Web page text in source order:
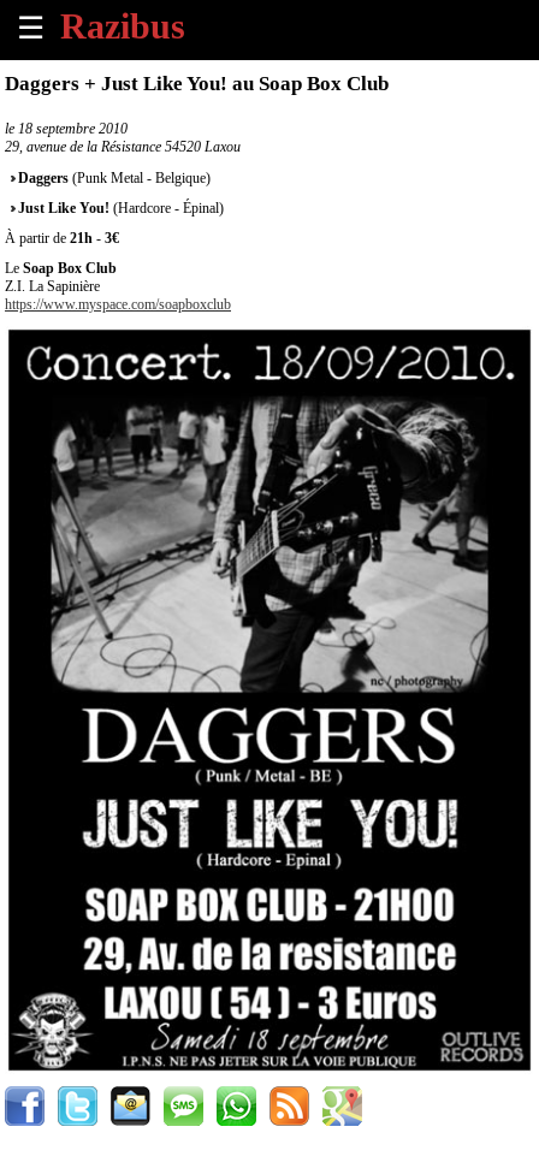
☰
×
Tous
évènements
à
venir
Annoncer
évènement
Contact
propos
Daggers + Just Like You! au Soap Box Club
le 18 septembre 2010
29, avenue de la Résistance 54520 Laxou
Daggers (Punk Metal - Belgique)
Just Like You! (Hardcore - Épinal)
À partir de 21h - 3€
Le Soap Box Club
Z.I. La Sapinière
https://www.myspace.com/soapboxclub